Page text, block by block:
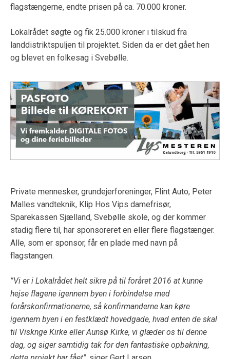
flagstængerne, endte prisen på ca. 70.000 kroner.
Lokalrådet søgte og fik 25.000 kroner i tilskud fra
landdistriktspuljen til projektet. Siden da er det gået hen
og blevet en folkesag i Svebølle.
Private mennesker, grundejerforeninger, Flint Auto, Peter
Malles vandteknik, Klip Hos Vips damefrisør,
Sparekassen Sjælland, Svebølle skole, og der kommer
stadig flere til, har sponsoreret en eller flere flagstænger.
Alle, som er sponsor, får en plade med navn på
flagstangen.
”Vi er i Lokalrådet helt sikre på til foråret 2016 at kunne
hejse flagene igennem byen i forbindelse med
forårskonfirmationerne, så konfirmanderne kan køre
igennem byen i en festklædt hovedgade, hvad enten de skal
til Visknge Kirke eller Aunsø Kirke, vi glæder os til denne
dag, og siger samtidig tak for den fantastiske opbakning,